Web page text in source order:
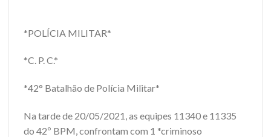
*POLÍCIA MILITAR*
*C. P. C.*
*42° Batalhão de Polícia Militar*
Na tarde de 20/05/2021, as equipes 11340 e 11335
do 42º BPM, confrontam com 1 *criminoso